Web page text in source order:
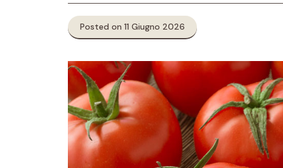
Posted on 11 Giugno 2026